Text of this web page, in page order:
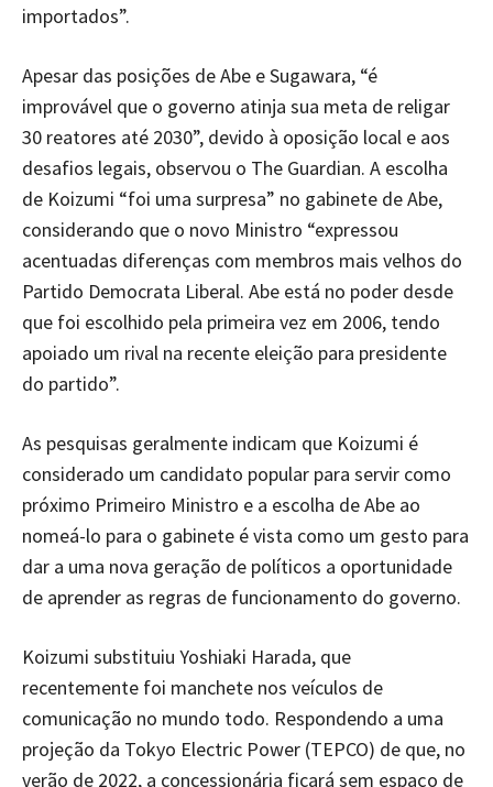
importados”.
Apesar das posições de Abe e Sugawara, “é
improvável que o governo atinja sua meta de religar
30 reatores até 2030”, devido à oposição local e aos
desafios legais, observou o The Guardian. A escolha
de Koizumi “foi uma surpresa” no gabinete de Abe,
considerando que o novo Ministro “expressou
acentuadas diferenças com membros mais velhos do
Partido Democrata Liberal. Abe está no poder desde
que foi escolhido pela primeira vez em 2006, tendo
apoiado um rival na recente eleição para presidente
do partido”.
As pesquisas geralmente indicam que Koizumi é
considerado um candidato popular para servir como
próximo Primeiro Ministro e a escolha de Abe ao
nomeá-lo para o gabinete é vista como um gesto para
dar a uma nova geração de políticos a oportunidade
de aprender as regras de funcionamento do governo.
Koizumi substituiu Yoshiaki Harada, que
recentemente foi manchete nos veículos de
comunicação no mundo todo. Respondendo a uma
projeção da Tokyo Electric Power (TEPCO) de que, no
verão de 2022, a concessionária ficará sem espaço de